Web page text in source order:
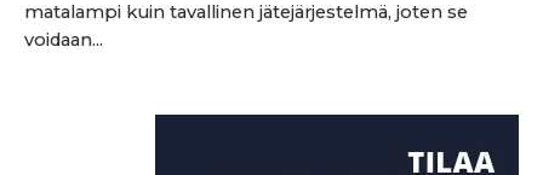
matalampi kuin tavallinen jätejärjestelmä, joten se
voidaan...